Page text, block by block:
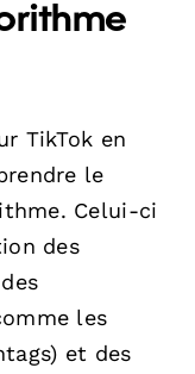
TikTok en
le
Celui-ci
des
les
et des